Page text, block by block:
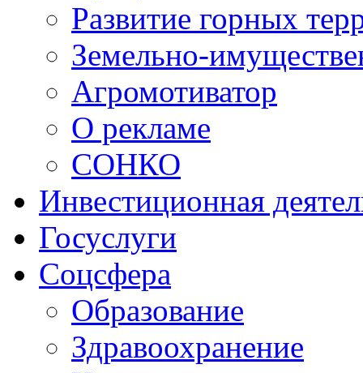
Развитие горных
Земельно-
Агромотиватор
О рекламе
СОНКО
Инвестиционная
Госуслуги
Соцсфера
Образование
Здравоохранение